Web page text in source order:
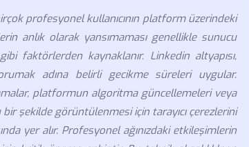
profesyonel kullanıcının platform üzerindeki
anlık olarak yansımaması genellikle sunucu
faktörlerden kaynaklanır. Linkedin altyapısı,
adına belirli gecikme süreleri uygular.
platformun algoritma güncellemeleri veya
şekilde görüntülenmesi için tarayıcı çerezlerini
yer alır. Profesyonel ağınızdaki etkileşimlerin